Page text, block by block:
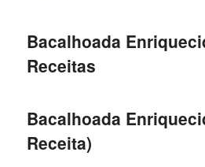
conteúdo
conteúdo
Bacalhoada
Receitas
Bacalhoada
Receita)